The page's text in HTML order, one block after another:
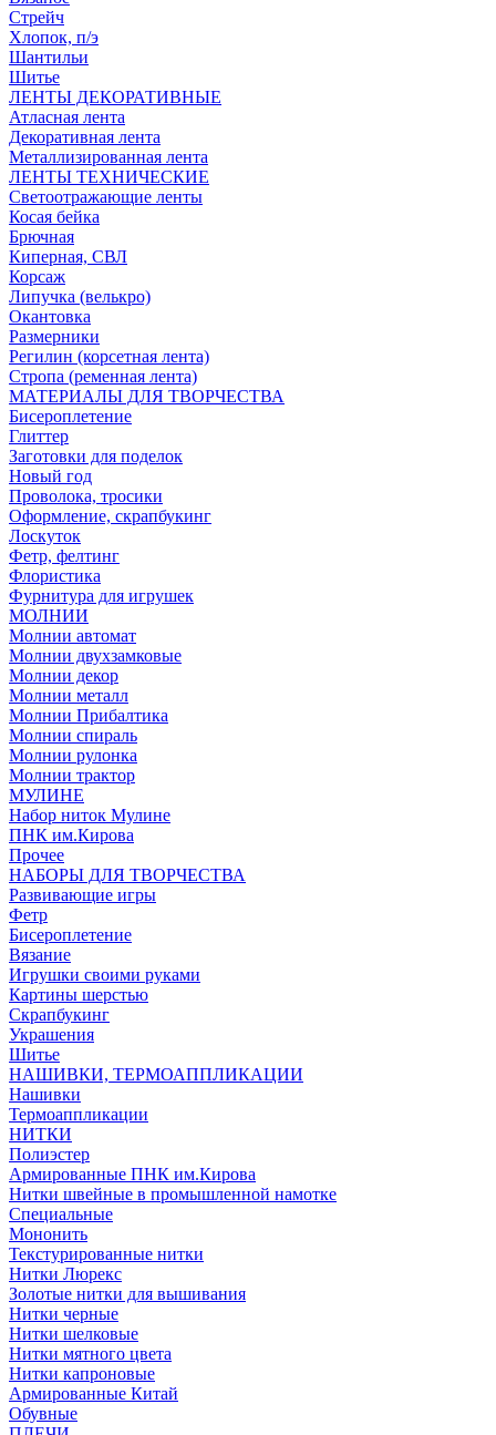
Стрейч
Хлопок, п/э
Шантильи
Шитье
ЛЕНТЫ ДЕКОРАТИВНЫЕ
Атласная лента
Декоративная лента
Металлизированная лента
ЛЕНТЫ ТЕХНИЧЕСКИЕ
Светоотражающие ленты
Косая бейка
Брючная
Киперная, СВЛ
Корсаж
Липучка (велькро)
Окантовка
Размерники
Регилин (корсетная лента)
Стропа (ременная лента)
МАТЕРИАЛЫ ДЛЯ ТВОРЧЕСТВА
Бисероплетение
Глиттер
Заготовки для поделок
Новый год
Проволока, тросики
Оформление, скрапбукинг
Лоскуток
Фетр, фелтинг
Флористика
Фурнитура для игрушек
МОЛНИИ
Молнии автомат
Молнии двухзамковые
Молнии декор
Молнии металл
Молнии Прибалтика
Молнии спираль
Молнии рулонка
Молнии трактор
МУЛИНЕ
Набор ниток Мулине
ПНК им.Кирова
Прочее
НАБОРЫ ДЛЯ ТВОРЧЕСТВА
Развивающие игры
Фетр
Бисероплетение
Вязание
Игрушки своими руками
Картины шерстью
Скрапбукинг
Украшения
Шитье
НАШИВКИ, ТЕРМОАППЛИКАЦИИ
Нашивки
Термоаппликации
НИТКИ
Полиэстер
Армированные ПНК им.Кирова
Нитки швейные в промышленной намотке
Специальные
Мононить
Текстурированные нитки
Нитки Люрекс
Золотые нитки для вышивания
Нитки черные
Нитки шелковые
Нитки мятного цвета
Нитки капроновые
Армированные Китай
Обувные